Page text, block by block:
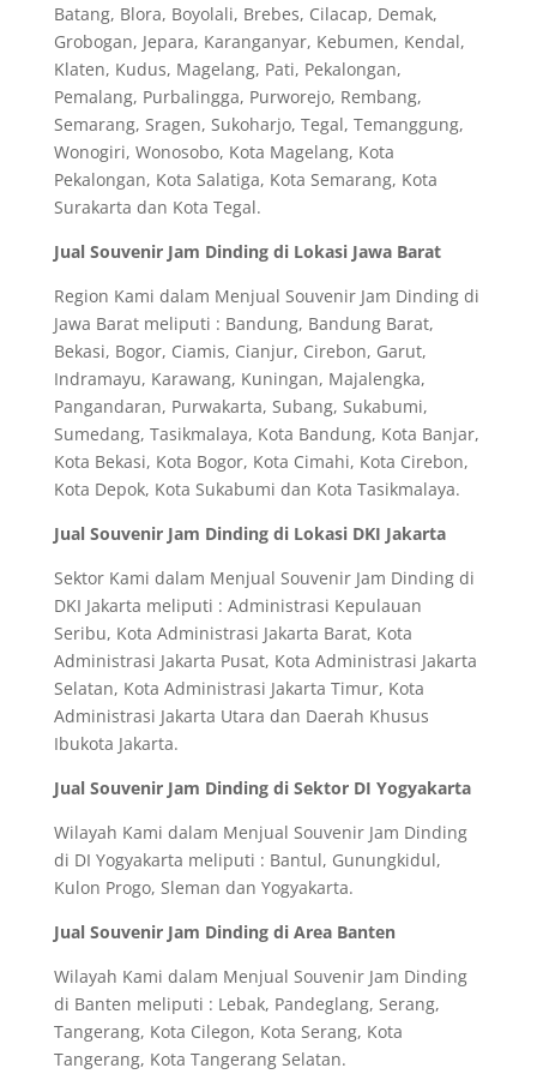
Batang, Blora, Boyolali, Brebes, Cilacap, Demak,
Grobogan, Jepara, Karanganyar, Kebumen, Kendal,
Klaten, Kudus, Magelang, Pati, Pekalongan,
Pemalang, Purbalingga, Purworejo, Rembang,
Semarang, Sragen, Sukoharjo, Tegal, Temanggung,
Wonogiri, Wonosobo, Kota Magelang, Kota
Pekalongan, Kota Salatiga, Kota Semarang, Kota
Surakarta dan Kota Tegal.
Jual Souvenir Jam Dinding di Lokasi Jawa Barat
Region Kami dalam Menjual Souvenir Jam Dinding di
Jawa Barat meliputi : Bandung, Bandung Barat,
Bekasi, Bogor, Ciamis, Cianjur, Cirebon, Garut,
Indramayu, Karawang, Kuningan, Majalengka,
Pangandaran, Purwakarta, Subang, Sukabumi,
Sumedang, Tasikmalaya, Kota Bandung, Kota Banjar,
Kota Bekasi, Kota Bogor, Kota Cimahi, Kota Cirebon,
Kota Depok, Kota Sukabumi dan Kota Tasikmalaya.
Jual Souvenir Jam Dinding di Lokasi DKI Jakarta
Sektor Kami dalam Menjual Souvenir Jam Dinding di
DKI Jakarta meliputi : Administrasi Kepulauan
Seribu, Kota Administrasi Jakarta Barat, Kota
Administrasi Jakarta Pusat, Kota Administrasi Jakarta
Selatan, Kota Administrasi Jakarta Timur, Kota
Administrasi Jakarta Utara dan Daerah Khusus
Ibukota Jakarta.
Jual Souvenir Jam Dinding di Sektor DI Yogyakarta
Wilayah Kami dalam Menjual Souvenir Jam Dinding
di DI Yogyakarta meliputi : Bantul, Gunungkidul,
Kulon Progo, Sleman dan Yogyakarta.
Jual Souvenir Jam Dinding di Area Banten
Wilayah Kami dalam Menjual Souvenir Jam Dinding
di Banten meliputi : Lebak, Pandeglang, Serang,
Tangerang, Kota Cilegon, Kota Serang, Kota
Tangerang, Kota Tangerang Selatan.